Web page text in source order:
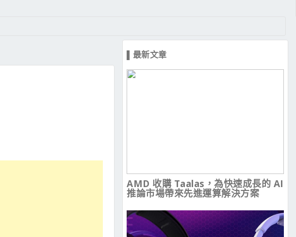
▌最新文章
AMD 收購 Taalas，為快速成長的 AI
推論市場帶來先進運算解決方案